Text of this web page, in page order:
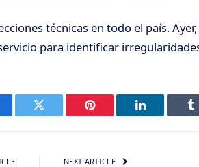
técnicas en todo el país.
para identificar
Twitter Pinterest LinkedIn
NEXT ARTICLE